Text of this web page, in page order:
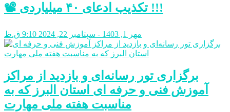
📽 تکذیب ادعای ۴۰ میلیاردی !!!
مهر 1, 1403 - سپتامبر 22, 2024 9:10 ق.ظ
برگزاری تور رسانه‌ای و بازدید از مراکز
آموزش فنی و حرفه ای استان البرز که به
مناسبت هفته ملی مهارت